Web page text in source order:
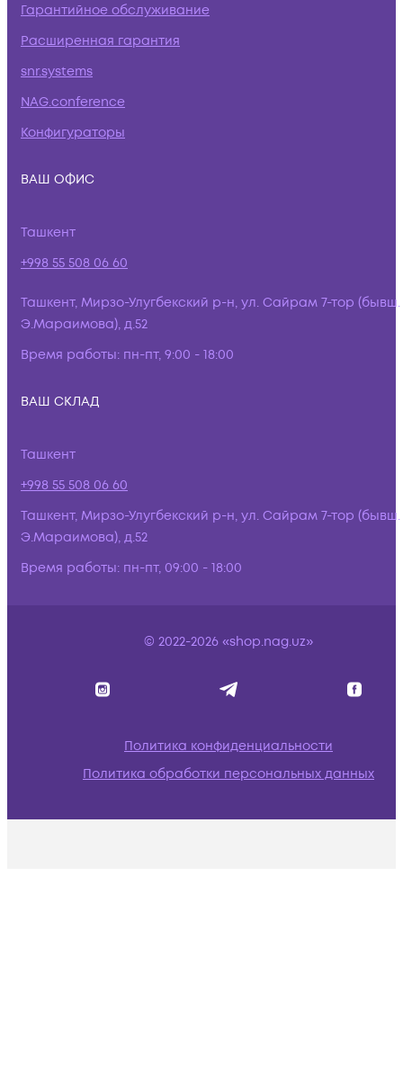
Гарантийное обслуживание
Расширенная гарантия
snr.systems
NAG.conference
Конфигураторы
ВАШ ОФИС
Ташкент
+998 55 508 06 60
Ташкент, Мирзо-Улугбекский р-н, ул. Сайрам 7-тор (бывш.
Э.Мараимова), д.52
Время работы: пн-пт, 9:00 - 18:00
ВАШ СКЛАД
Ташкент
+998 55 508 06 60
Ташкент, Мирзо-Улугбекский р-н, ул. Сайрам 7-тор (бывш.
Э.Мараимова), д.52
Время работы: пн-пт, 09:00 - 18:00
© 2022-2026 «shop.nag.uz»
Политика конфиденциальности
Политика обработки персональных данных